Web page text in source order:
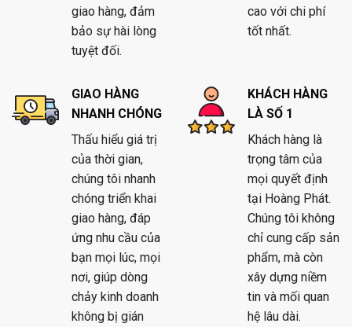
giao hàng, đảm
bảo sự hài lòng
tuyệt đối.
cao với chi phí
tốt nhất.
GIAO HÀNG
NHANH CHÓNG
Thấu hiểu giá trị
của thời gian,
chúng tôi nhanh
chóng triển khai
giao hàng, đáp
ứng nhu cầu của
bạn mọi lúc, mọi
nơi, giúp dòng
chảy kinh doanh
không bị gián
KHÁCH HÀNG
LÀ SỐ 1
Khách hàng là
trọng tâm của
mọi quyết định
tại Hoàng Phát.
Chúng tôi không
chỉ cung cấp sản
phẩm, mà còn
xây dựng niềm
tin và mối quan
hệ lâu dài.